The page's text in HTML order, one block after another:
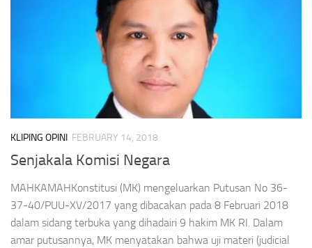
KLIPING OPINI FEBRUARY 14, 2018
Senjakala Komisi Negara
MAHKAMAHKonstitusi (MK) mengeluarkan Putusan No 36-
37-40/PUU-XV/2017 yang dibacakan pada 8 Februari 2018
dalam sidang terbuka yang dihadairi 9 hakim MK RI. Dalam
amar putusannya, MK menyatakan bahwa uji materi (judicial